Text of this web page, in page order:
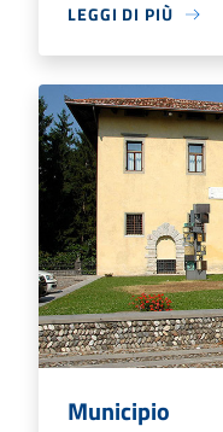
LEGGI DI PIÙ
Municipio